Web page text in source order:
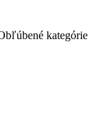
kategórie